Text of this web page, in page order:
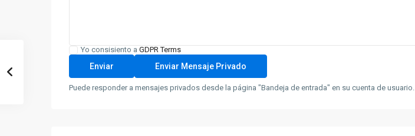
Yo consisiento a GDPR Terms
Puede responder a mensajes privados desde la página "Bandeja de entrada" en su cuenta de usuario.